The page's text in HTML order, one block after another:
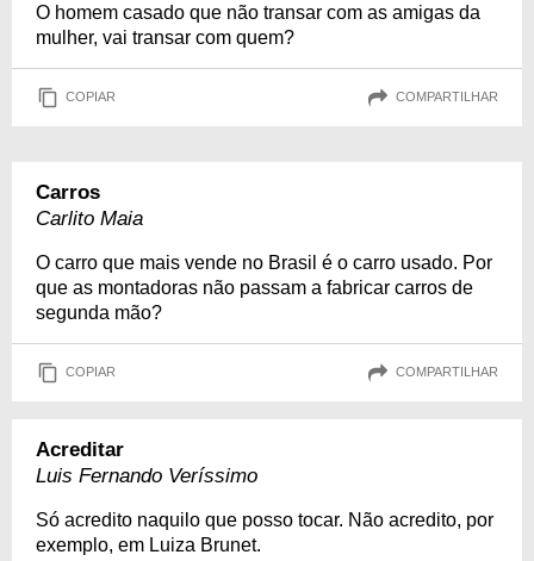
O homem casado que não transar com as amigas da
mulher, vai transar com quem?
COPIAR COMPARTILHAR
Carros
Carlito Maia
O carro que mais vende no Brasil é o carro usado. Por
que as montadoras não passam a fabricar carros de
segunda mão?
COPIAR COMPARTILHAR
Acreditar
Luis Fernando Veríssimo
Só acredito naquilo que posso tocar. Não acredito, por
exemplo, em Luiza Brunet.